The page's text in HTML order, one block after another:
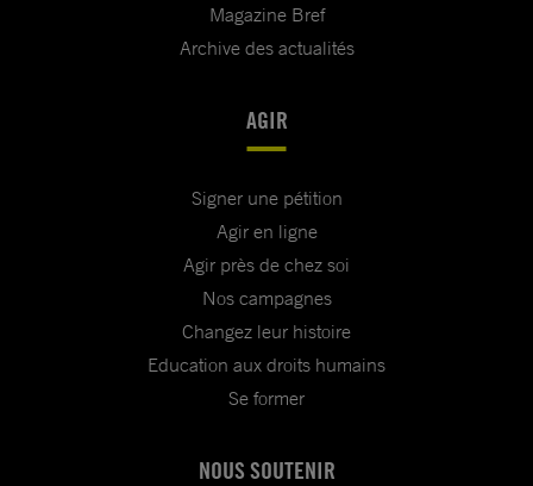
Magazine Bref
Archive des actualités
AGIR
Signer une pétition
Agir en ligne
Agir près de chez soi
Nos campagnes
Changez leur histoire
Education aux droits humains
Se former
NOUS SOUTENIR